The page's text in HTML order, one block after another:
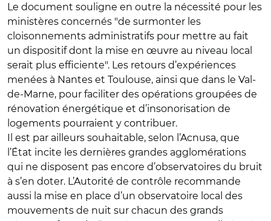
Le document souligne en outre la nécessité pour les
ministères concernés "de surmonter les
cloisonnements administratifs pour mettre au fait
un dispositif dont la mise en œuvre au niveau local
serait plus efficiente". Les retours d’expériences
menées à Nantes et Toulouse, ainsi que dans le Val-
de-Marne, pour faciliter des opérations groupées de
rénovation énergétique et d’insonorisation de
logements pourraient y contribuer.
Il est par ailleurs souhaitable, selon l’Acnusa, que
l’État incite les dernières grandes agglomérations
qui ne disposent pas encore d’observatoires du bruit
à s’en doter. L’Autorité de contrôle recommande
aussi la mise en place d’un observatoire local des
mouvements de nuit sur chacun des grands